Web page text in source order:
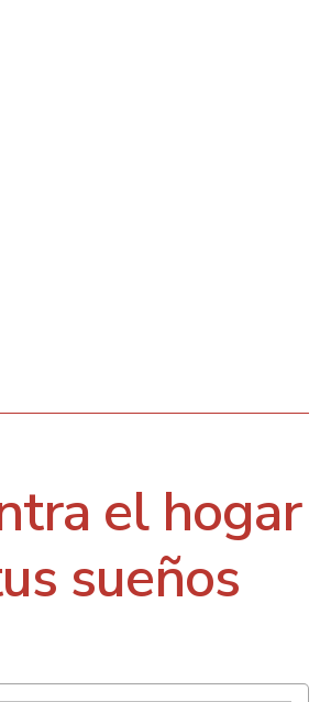
el hogar
sueños